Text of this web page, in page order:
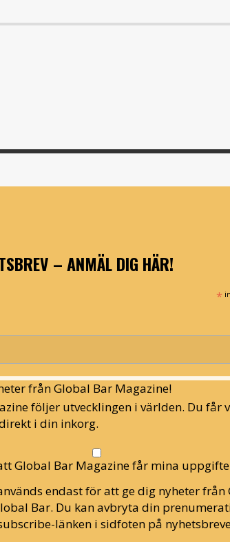
– ANMÄL DIG HÄR!
*
från Global Bar Magazine!
följer utvecklingen i världen. Du får
i din inkorg.
Global Bar Magazine får mina
endast för att ge dig nyheter från
Bar. Du kan avbryta din
länken i sidfoten på